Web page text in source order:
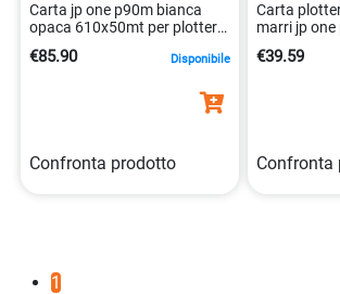
Carta jp one p90m bianca
opaca 610x50mt per plotter
€85.90 Disponibile
Confronta prodotto
Carta
marri jp
€39.59
Confronta
1